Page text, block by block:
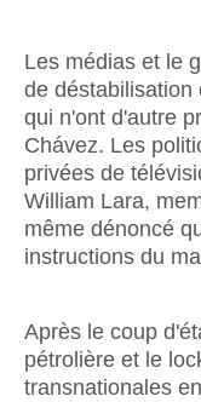
Les médias et le
de déstabilisation
qui n'ont d'autre
Chávez. Les
privées de
William Lara,
même dénoncé
instructions du
Après le coup
pétrolière et le
transnationales